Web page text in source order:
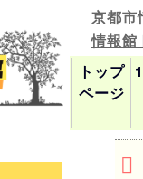
京都市
情報館
トップ
ページ